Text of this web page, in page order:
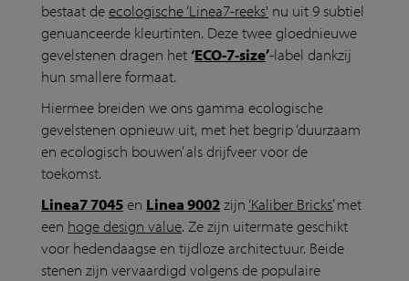
bestaat deecologische ‘Linea7-reeks' nu uit 9 subtiel
genuanceerde kleurtinten. Deze twee gloednieuwe
gevelstenen dragen het‘ECO-7-size’-label dankzij
hun smallere formaat.
Hiermee breiden we ons gamma ecologische
gevelstenen opnieuw uit, met het begrip ‘duurzaam
en ecologisch bouwen’ als drijfveer voor de
toekomst.
Linea7 7045en Linea 9002zijn ‘Kaliber Bricks’met
een hoge design value. Ze zijn uitermate geschikt
voor hedendaagse en tijdloze architectuur. Beide
stenen zijn vervaardigd volgens de populaire